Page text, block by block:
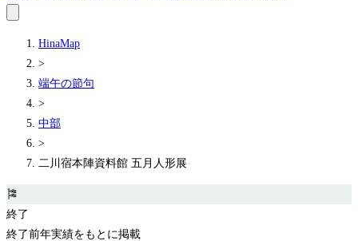
HinaMap
>
端午の節句
>
中部
>
二川宿本陣資料館 五月人形展
🎏
終了
終了前年実績をもとに掲載